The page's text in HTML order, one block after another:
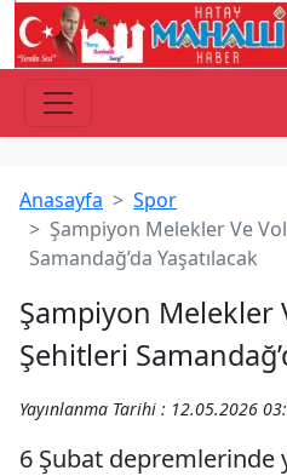
Anasayfa
Spor
Şampiyon Melekler Ve
Samandağ’da Yaşatılacak
Şampiyon Melekler
Şehitleri
Yayınlanma Tarihi : 12.05.2026
6 Şubat depremlerinde